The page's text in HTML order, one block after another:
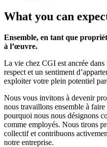
What you can
Ensemble, en tant que
à l’œuvre.
La vie chez CGI est ancrée
respect et un sentiment
exploiter votre plein potentiel
Nous vous invitons à devenir
nous travaillons ensemble à
pourquoi nous nous désignons
comme employés. Nous tirons
collectif et contribuons
notre entreprise.